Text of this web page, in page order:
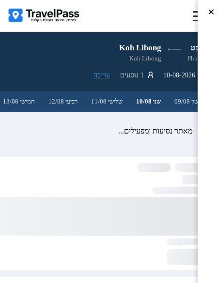
פוקט Koh Libong
Phuket
Koh Libong
עריכה
ראשון 09/08 שני 10/08 שלישי 11/08 רביעי 12/08 חמישי 13/08
מאתר נסיעות ומפעילים...
×